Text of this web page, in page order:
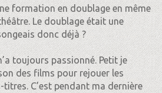
formation en doublage en même
Le doublage était une
donc déjà ?
toujours passionné. Petit je
des films pour rejouer les
C’est pendant ma dernière